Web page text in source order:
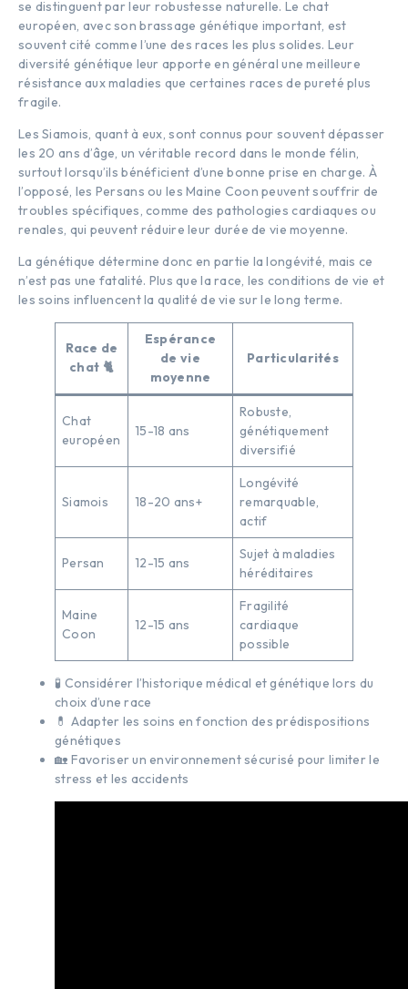
se distinguent par leur robustesse naturelle. Le chat
européen, avec son brassage génétique important, est
souvent cité comme l’une des races les plus solides. Leur
diversité génétique leur apporte en général une meilleure
résistance aux maladies que certaines races de pureté plus
fragile.
Les Siamois, quant à eux, sont connus pour souvent dépasser
les 20 ans d’âge, un véritable record dans le monde félin,
surtout lorsqu’ils bénéficient d’une bonne prise en charge. À
l’opposé, les Persans ou les Maine Coon peuvent souffrir de
troubles spécifiques, comme des pathologies cardiaques ou
renales, qui peuvent réduire leur durée de vie moyenne.
La génétique détermine donc en partie la longévité, mais ce
n’est pas une fatalité. Plus que la race, les conditions de vie et
les soins influencent la qualité de vie sur le long terme.
Race de
chat 🐈
Espérance
de vie
moyenne
Particularités
Chat
européen
15-18 ans
Robuste,
génétiquement
diversifié
Siamois 18-20 ans+
Longévité
remarquable,
actif
Persan 12-15 ans
Sujet à maladies
héréditaires
Maine
Coon
12-15 ans
Fragilité
cardiaque
possible
🧪 Considérer l’historique médical et génétique lors du
choix d’une race
💊 Adapter les soins en fonction des prédispositions
génétiques
🏡 Favoriser un environnement sécurisé pour limiter le
stress et les accidents